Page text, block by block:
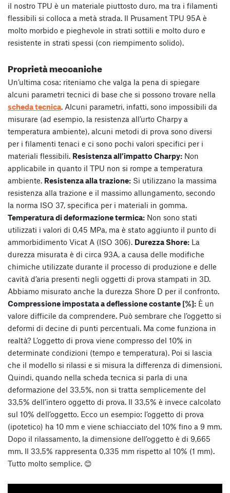
il nostro TPU è un materiale piuttosto duro, ma tra i filamenti
flessibili si colloca a metà strada. Il Prusament TPU 95A è
molto morbido e pieghevole in strati sottili e molto duro e
resistente in strati spessi (con riempimento solido).
Proprietà meccaniche
Un’ultima cosa: riteniamo che valga la pena di spiegare
alcuni parametri tecnici di base che si possono trovare nella
scheda tecnica. Alcuni parametri, infatti, sono impossibili da
misurare (ad esempio, la resistenza all’urto Charpy a
temperatura ambiente), alcuni metodi di prova sono diversi
per i filamenti tenaci e ci sono pochi valori specifici per i
materiali flessibili. Resistenza all’impatto Charpy: Non
applicabile in quanto il TPU non si rompe a temperatura
ambiente. Resistenza alla trazione: Si utilizzano la massima
resistenza alla trazione e il massimo allungamento, secondo
la norma ISO 37, specifica per i materiali in gomma.
Temperatura di deformazione termica: Non sono stati
utilizzati i valori di 0,45 MPa, ma è stato aggiunto il punto di
ammorbidimento Vicat A (ISO 306). Durezza Shore: La
durezza misurata è di circa 93A, a causa delle modifiche
chimiche utilizzate durante il processo di produzione e delle
cavità d’aria presenti negli oggetti di prova stampati in 3D.
Abbiamo misurato anche la durezza Shore D per il confronto.
Compressione impostata a deflessione costante [%]: È un
valore difficile da comprendere. Può sembrare che l’oggetto si
deformi di decine di punti percentuali. Ma come funziona in
realtà? L’oggetto di prova viene compresso del 10% in
determinate condizioni (tempo e temperatura). Poi si lascia
che il modello si rilassi e si misura la differenza di dimensioni.
Quindi, quando nella scheda tecnica si parla di una
deformazione del 33,5%, non si tratta semplicemente del
33,5% dell’intero oggetto di prova. Il 33,5% è invece calcolato
sul 10% dell’oggetto. Ecco un esempio: l’oggetto di prova
(ipotetico) ha 10 mm e viene schiacciato del 10% fino a 9 mm.
Dopo il rilassamento, la dimensione dell’oggetto è di 9,665
mm. Il 33,5% rappresenta 0,335 mm rispetto al 10% (1 mm).
Tutto molto semplice. 😊